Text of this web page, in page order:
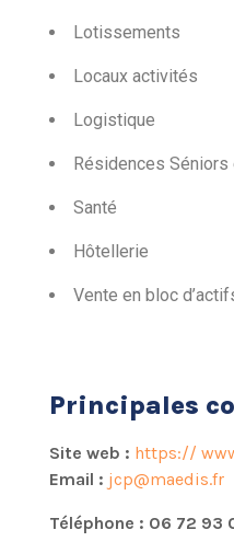
Lotissements
Locaux activités
Logistique
Résidences Séniors
Santé
Hôtellerie
Vente en bloc
Principales
Site web : https://
Email : jcp@maedis.fr
Téléphone : 06 72 93